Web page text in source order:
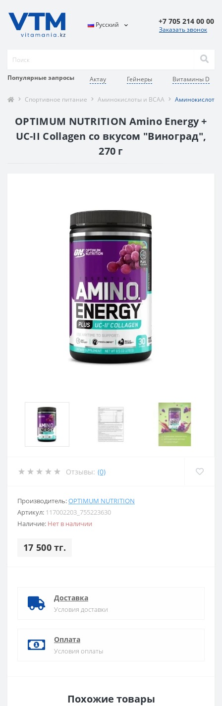
Популярные запросы Актау Гейнеры Витамины D
Русский +7 705 214 00 00
Заказать звонок
Спортивное питание Аминокислоты и BCAA
OPTIMUM NUTRITION Amino Energy +
UC-II Collagen со вкусом "Виноград",
270 г
Отзывы: (0)
Производитель:OPTIMUM NUTRITION
Артикул: 117002203_755223630
Наличие: Нет в наличии
17 500 тг.
Доставка
Условия доставки
Оплата
Условия оплаты
Похожие товары